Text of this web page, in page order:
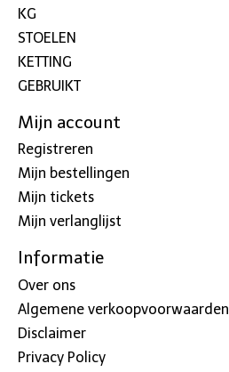
KG
STOELEN
KETTING
GEBRUIKT
Mijn account
Registreren
Mijn bestellingen
Mijn tickets
Mijn verlanglijst
Informatie
Over ons
Algemene verkoopvoorwaarden
Disclaimer
Privacy Policy